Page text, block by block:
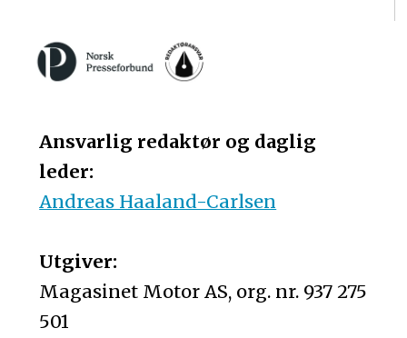
Ansvarlig redaktør og daglig
leder:
Andreas Haaland-Carlsen
Utgiver:
Magasinet Motor AS, org. nr. 937 275
501